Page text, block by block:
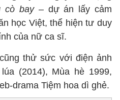
cò bay– dự án lấy cảm
học Việt, thể hiện tư duy
của nữ ca sĩ.
thử sức với điện ảnh
(2014), Mùa hè 1999,
drama Tiệm hoa dì ghẻ.